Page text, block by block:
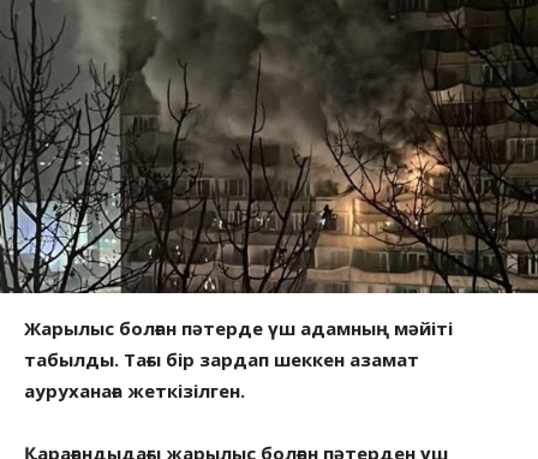
Жарылыс болған пәтерде үш адамның мәйіті
табылды. Тағы бір зардап шеккен азамат
ауруханаға жеткізілген.
Қарағандыдағы жарылыс болған пәтерден үш